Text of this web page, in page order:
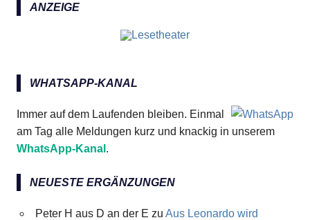
ANZEIGE
WHATSAPP-KANAL
Immer auf dem Laufenden bleiben. Einmal
am Tag alle Meldungen kurz und knackig in unserem
WhatsApp-Kanal .
NEUESTE ERGÄNZUNGEN
Peter H aus D an der E zu Aus Leonardo wird